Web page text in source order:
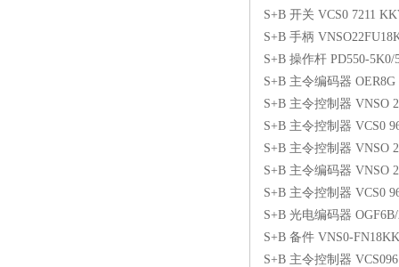
S+B 开关 VCS0 7211
S+B 手柄
S+B 操作杆 PD550-5K0/
S+B 主令编码器 OER8G
S+B 主令控制器 VNSO
S+B 主令控制器 VCS0
S+B 主令控制器 VNSO
S+B 主令编码器 VNSO
S+B 主令控制器 VCS0
S+B 光电编码器
S+B 备件 VNS0-
S+B 主令控制器